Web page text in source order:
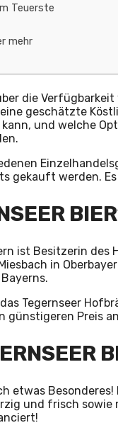
Teuerste
mehr
die
geschätzte
und welche
gekauft werden.
ist Besitzerin
in
Tegernseer
günstigeren Preis
etwas
und frisch sowie